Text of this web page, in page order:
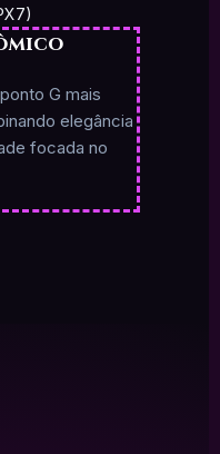
G mais
elegância
focada no